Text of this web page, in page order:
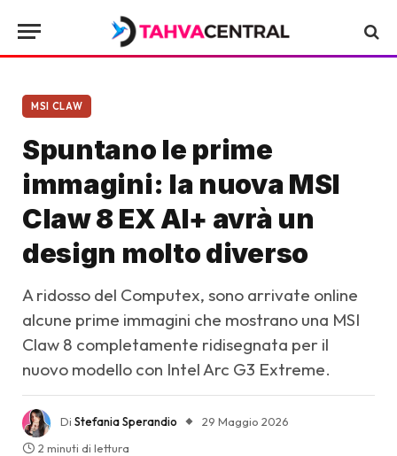
MSI CLAW
Spuntano le prime
immagini: la nuova MSI
Claw 8 EX AI+ avrà un
design molto diverso
A ridosso del Computex, sono arrivate online
alcune prime immagini che mostrano una MSI
Claw 8 completamente ridisegnata per il
nuovo modello con Intel Arc G3 Extreme.
Di Stefania Sperandio
29 Maggio 2026
2 minuti di lettura